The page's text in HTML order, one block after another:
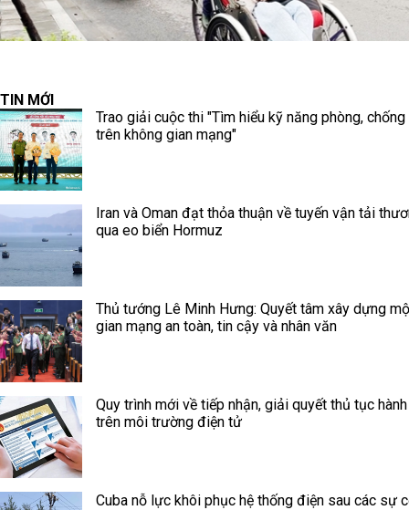
TIN MỚI
Trao giải cuộc thi "Tìm hiểu kỹ năng phòng,
trên không gian mạng"
Iran và Oman đạt thỏa thuận về tuyến vận tải
qua eo biển Hormuz
Thủ tướng Lê Minh Hưng: Quyết tâm xây dựng
gian mạng an toàn, tin cậy và nhân văn
Quy trình mới về tiếp nhận, giải quyết thủ tục
trên môi trường điện tử
Cuba nỗ lực khôi phục hệ thống điện sau các sự